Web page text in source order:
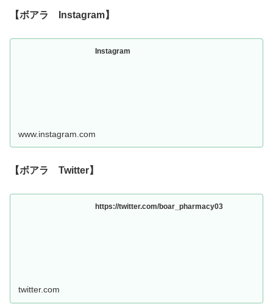
【ボアラ Instagram】
Instagram
www.instagram.com
【ボアラ Twitter】
https://twitter.com/boar_pharmacy03
twitter.com